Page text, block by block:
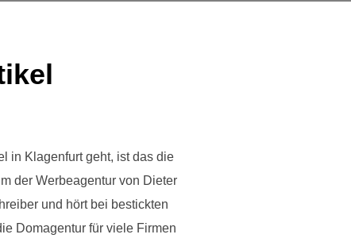
in Klagenfurt geht, ist das die
der Werbeagentur von Dieter
und hört bei bestickten
Domagentur für viele Firmen